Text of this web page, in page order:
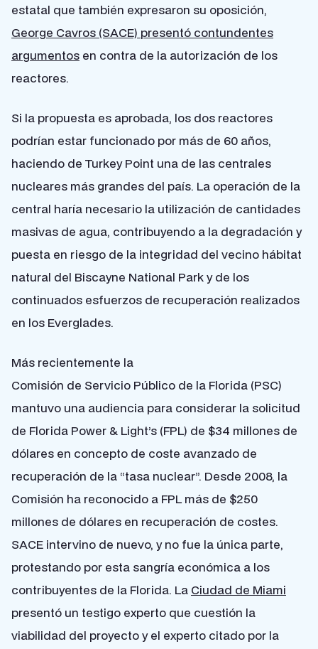
estatal que también expresaron su oposición,
George Cavros (SACE) presentó contundentes
argumentos en contra de la autorización de los
reactores.
Si la propuesta es aprobada, los dos reactores
podrían estar funcionado por más de 60 años,
haciendo de Turkey Point una de las centrales
nucleares más grandes del país. La operación de la
central haría necesario la utilización de cantidades
masivas de agua, contribuyendo a la degradación y
puesta en riesgo de la integridad del vecino hábitat
natural del Biscayne National Park y de los
continuados esfuerzos de recuperación realizados
en los Everglades.
Más recientemente la
Comisión de Servicio Público de la Florida (PSC)
mantuvo una audiencia para considerar la solicitud
de Florida Power & Light’s (FPL) de $34 millones de
dólares en concepto de coste avanzado de
recuperación de la “tasa nuclear”. Desde 2008, la
Comisión ha reconocido a FPL más de $250
millones de dólares en recuperación de costes.
SACE intervino de nuevo, y no fue la única parte,
protestando por esta sangría económica a los
contribuyentes de la Florida. La Ciudad de Miami
presentó un testigo experto que cuestión la
viabilidad del proyecto y el experto citado por la